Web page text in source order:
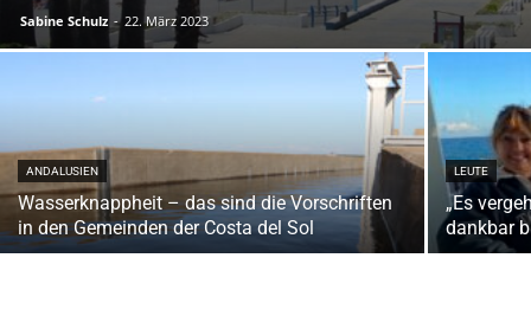
Sabine Schulz - 22. März 2023
ANDALUSIEN
Wasserknappheit – das sind die Vorschriften
in den Gemeinden der Costa del Sol
LEUTE
„Es
dankbar